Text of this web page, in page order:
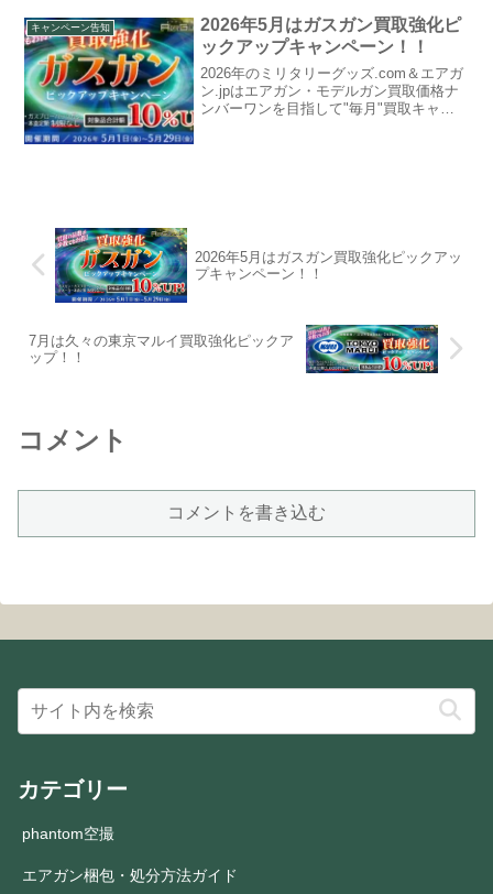
ぞ！ただでさえ最も買取価格の高くなる
「箱・説...
キャンペーン告知
2026年5月はガスガン買取強化ピ
ックアップキャンペーン！！
2026年のミリタリーグッズ.com＆エアガ
ン.jpはエアガン・モデルガン買取価格ナ
ンバーワンを目指して"毎月"買取キャン
2026年5月はガスガン買取強化ピックアッ
プキャンペーン！！
7月は久々の東京マルイ買取強化ピックア
ップ！！
コメント
コメントを書き込む
カテゴリー
phantom空撮
エアガン梱包・処分方法ガイド